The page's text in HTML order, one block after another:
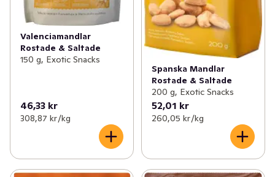
Valenciamandlar
Rostade & Saltade
150 g, Exotic Snacks
46,33 kr
308,87 kr /kg
Spanska Mandlar
Rostade & Saltade
200 g, Exotic Snacks
52,01 kr
260,05 kr /kg